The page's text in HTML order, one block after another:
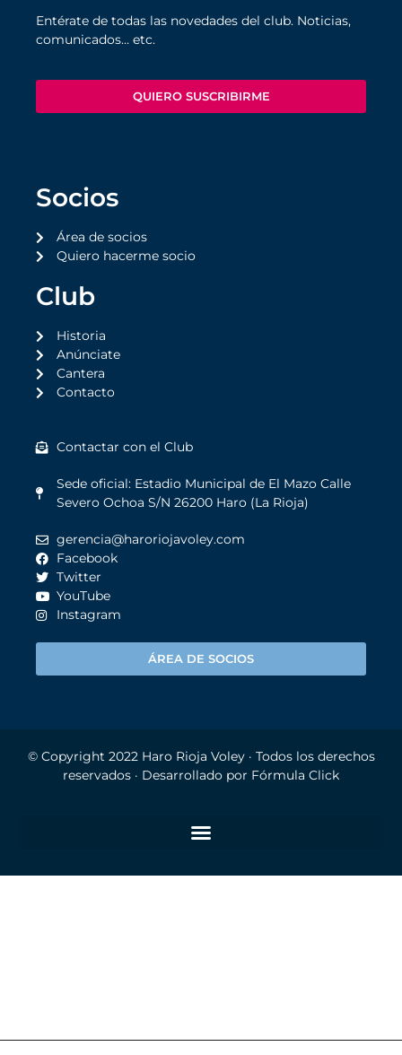
Entérate de todas las novedades del club. Noticias,
comunicados… etc.
QUIERO SUSCRIBIRME
Socios
Área de socios
Quiero hacerme socio
Club
Historia
Anúnciate
Cantera
Contacto
Contactar con el Club
Sede oficial: Estadio Municipal de El Mazo Calle
Severo Ochoa S/N 26200 Haro (La Rioja)
gerencia@haroriojavoley.com
Facebook
Twitter
YouTube
Instagram
ÁREA DE SOCIOS
© Copyright 2022 Haro Rioja Voley· Todos los derechos
reservados · Desarrollado por Fórmula Click